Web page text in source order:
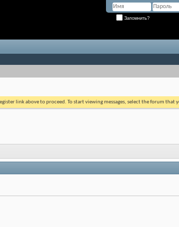
Запомнить?
link above to proceed. To start viewing messages, select the forum